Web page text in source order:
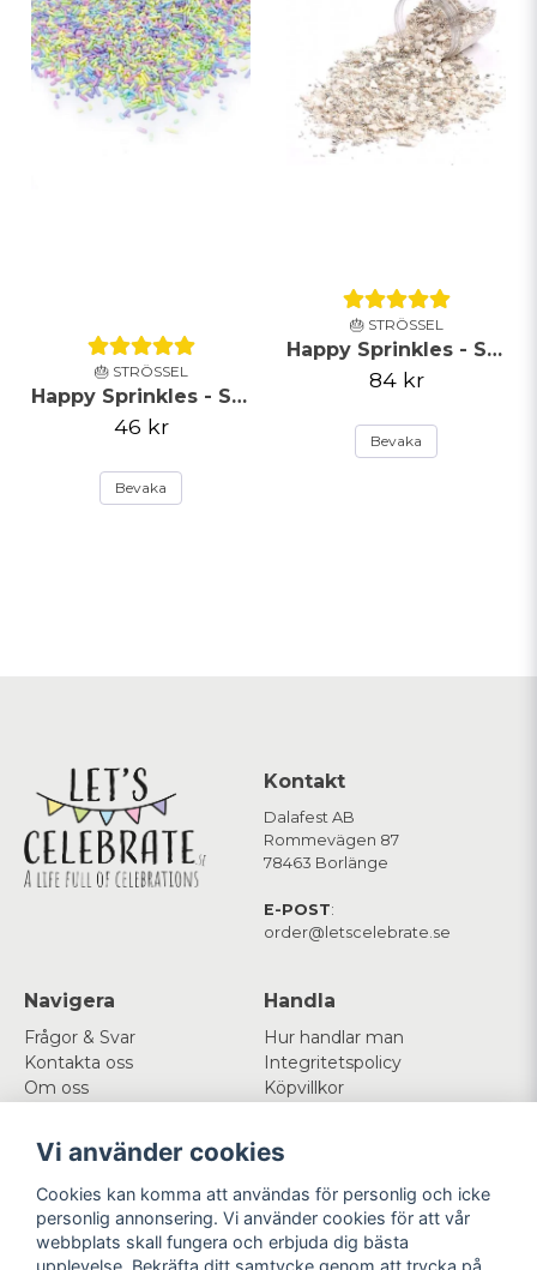
🎂 STRÖSSEL
Happy Sprinkles - Strössel -Pastel Strands - 90g
46 kr
Bevaka
🎂 STRÖSSEL
Happy Sprinkles - Strössel - Happy Ever After - 90g
84 kr
Bevaka
Kontakt
Dalafest AB
Rommevägen 87
78463 Borlänge
E-POST:
order@letscelebrate.se
Navigera
Frågor & Svar
Kontakta oss
Om oss
Handla
Hur handlar man
Integritetspolicy
Köpvillkor
Mitt konto
Logga in
Registrera dig
Glömt lösenord?
Följ oss
Facebook
Instagram
Vi använder cookies
Cookies kan komma att användas för personlig och icke
personlig annonsering. Vi använder cookies för att vår
webbplats skall fungera och erbjuda dig bästa
upplevelse. Bekräfta ditt samtycke genom att trycka på